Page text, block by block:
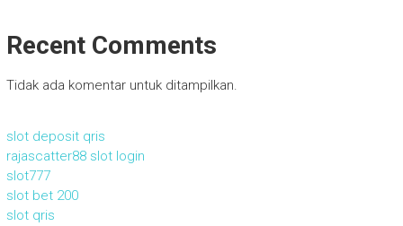
Recent Comments
Tidak ada komentar untuk ditampilkan.
slot deposit qris
rajascatter88 slot login
slot777
slot bet 200
slot qris